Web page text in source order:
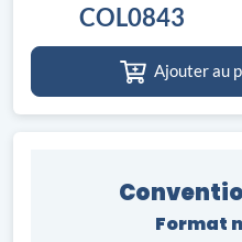
COL0843
Ajouter au
Format